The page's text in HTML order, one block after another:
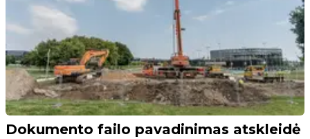
Dokumento failo pavadinimas atskleidė